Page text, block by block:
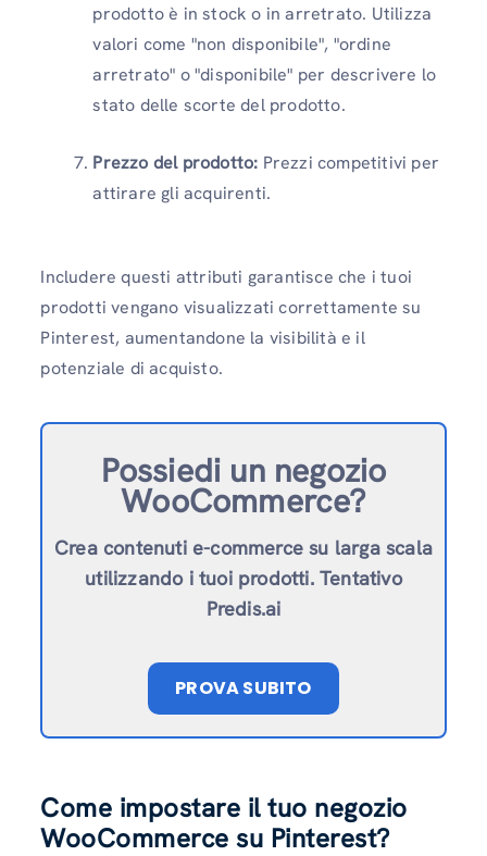
prodotto è in stock o in arretrato. Utilizza
valori come "non disponibile", "ordine
arretrato" o "disponibile" per descrivere lo
stato delle scorte del prodotto.
Prezzo del prodotto: Prezzi competitivi per
attirare gli acquirenti.
Includere questi attributi garantisce che i tuoi
prodotti vengano visualizzati correttamente su
Pinterest, aumentandone la visibilità e il
potenziale di acquisto.
Possiedi un negozio
WooCommerce?
Crea contenuti e-commerce su larga scala
utilizzando i tuoi prodotti. Tentativo
Predis.ai
PROVA SUBITO
Come impostare il tuo negozio
WooCommerce su Pinterest?